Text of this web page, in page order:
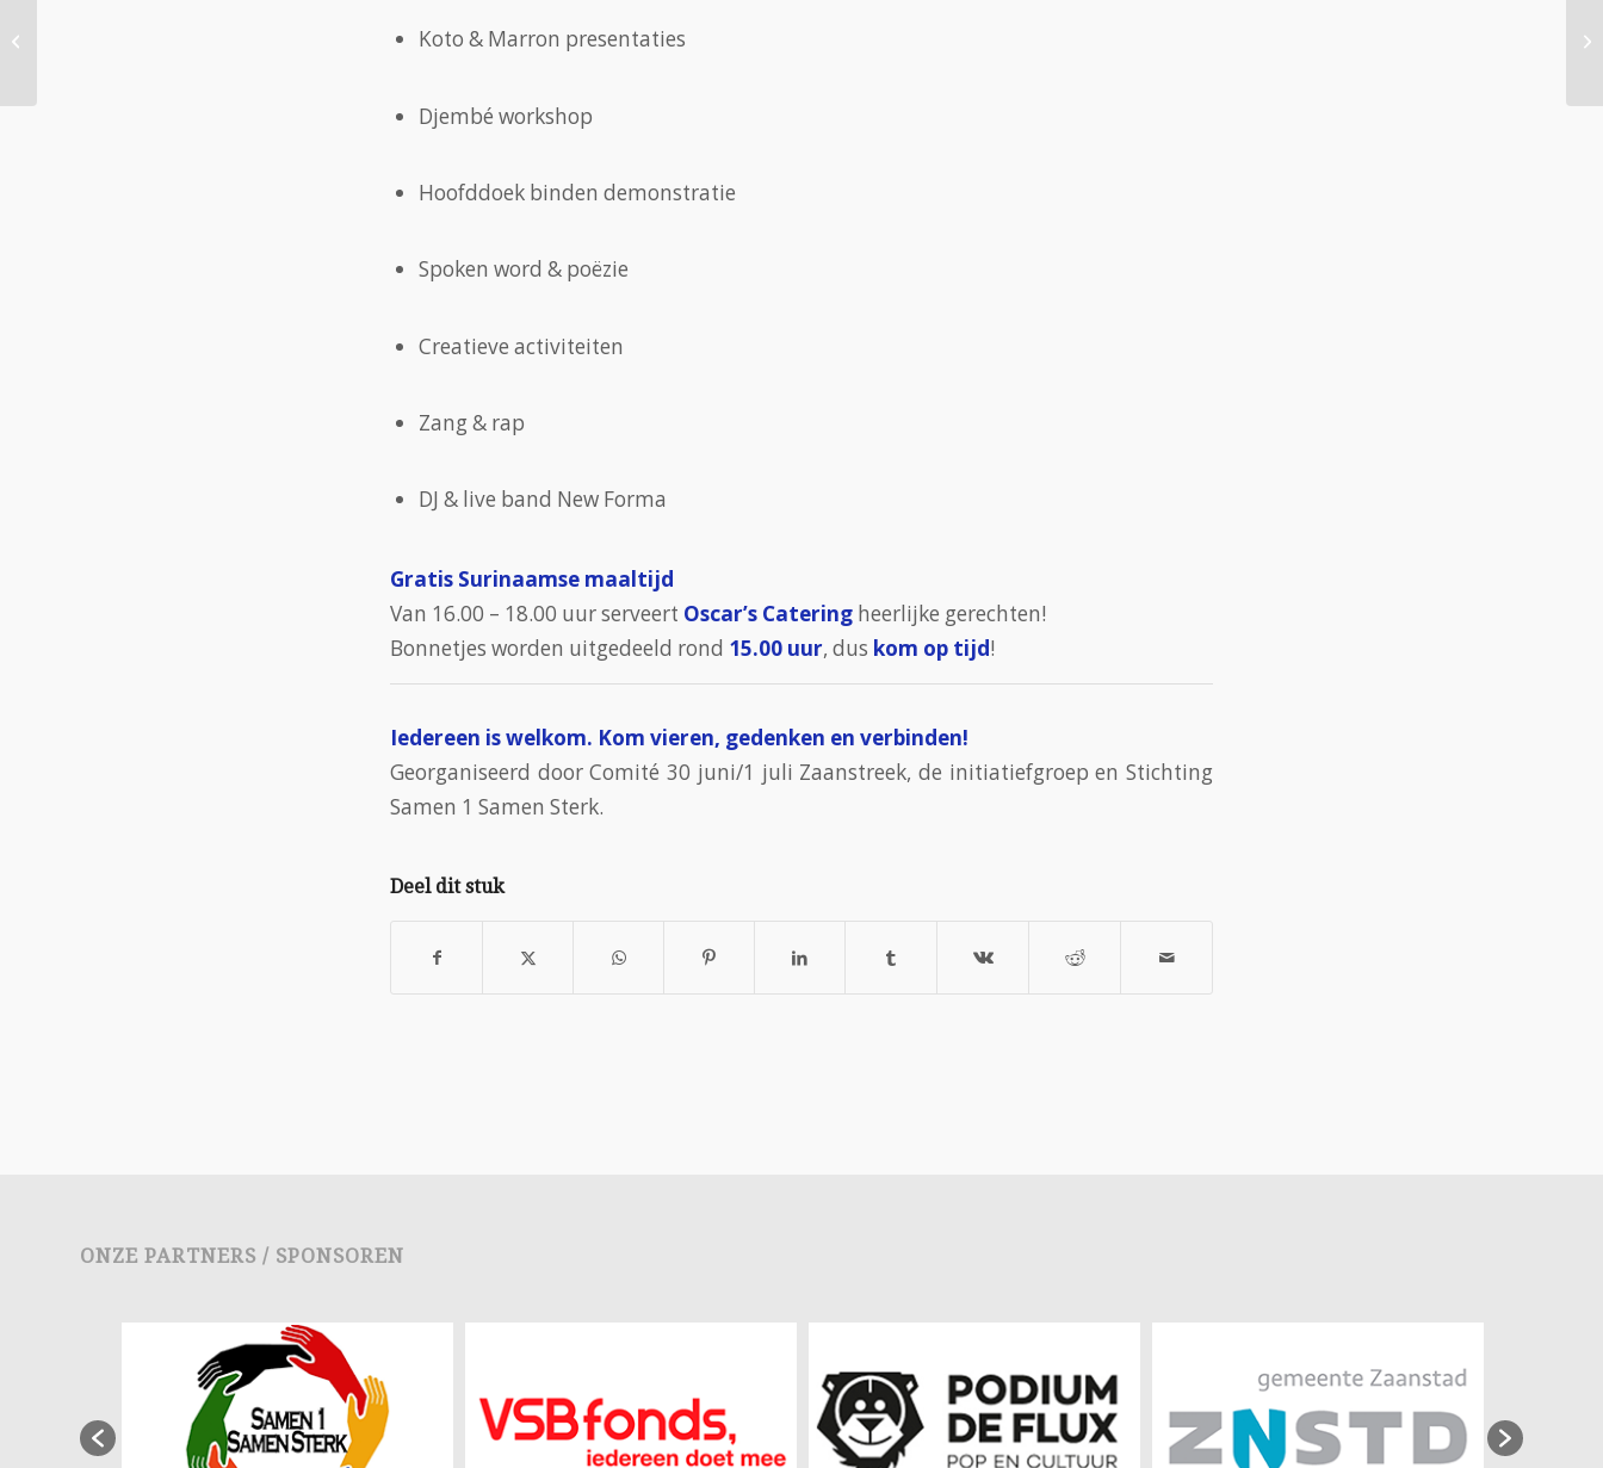
Koto & Marron presentaties
Djembé workshop
Hoofddoek binden demonstratie
Spoken word & poëzie
Creatieve activiteiten
Zang & rap
DJ & live band New Forma
Gratis Surinaamse maaltijd
Van 16.00 – 18.00 uur serveert Oscar’s Catering heerlijke gerechten!
Bonnetjes worden uitgedeeld rond 15.00 uur, dus kom op tijd!
Iedereen is welkom. Kom vieren, gedenken en verbinden!
Georganiseerd door Comité 30 juni/1 juli Zaanstreek, de initiatiefgroep en Stichting
Samen 1 Samen Sterk.
Deel dit stuk
ONZE PARTNERS / SPONSOREN